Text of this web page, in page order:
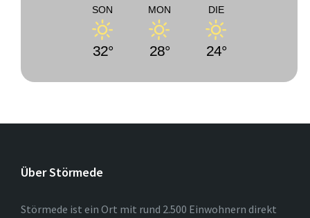
SON
32°
MON
28°
DIE
24°
Über Störmede
Störmede ist ein Ort mit rund 2.500 Einwohnern direkt